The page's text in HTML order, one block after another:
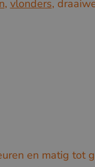
, vlonders,
en matig tot